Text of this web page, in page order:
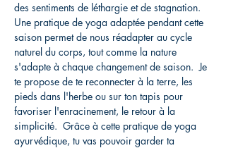
des sentiments de léthargie et de stagnation.
Une pratique de yoga adaptée pendant cette
saison permet de nous réadapter au cycle
naturel du corps, tout comme la nature
s'adapte à chaque changement de saison.  Je
te propose de te reconnecter à la terre, les
pieds dans l'herbe ou sur ton tapis pour
favoriser l'enracinement, le retour à la
simplicité.  Grâce à cette pratique de yoga
ayurvédique, tu vas pouvoir garder ta